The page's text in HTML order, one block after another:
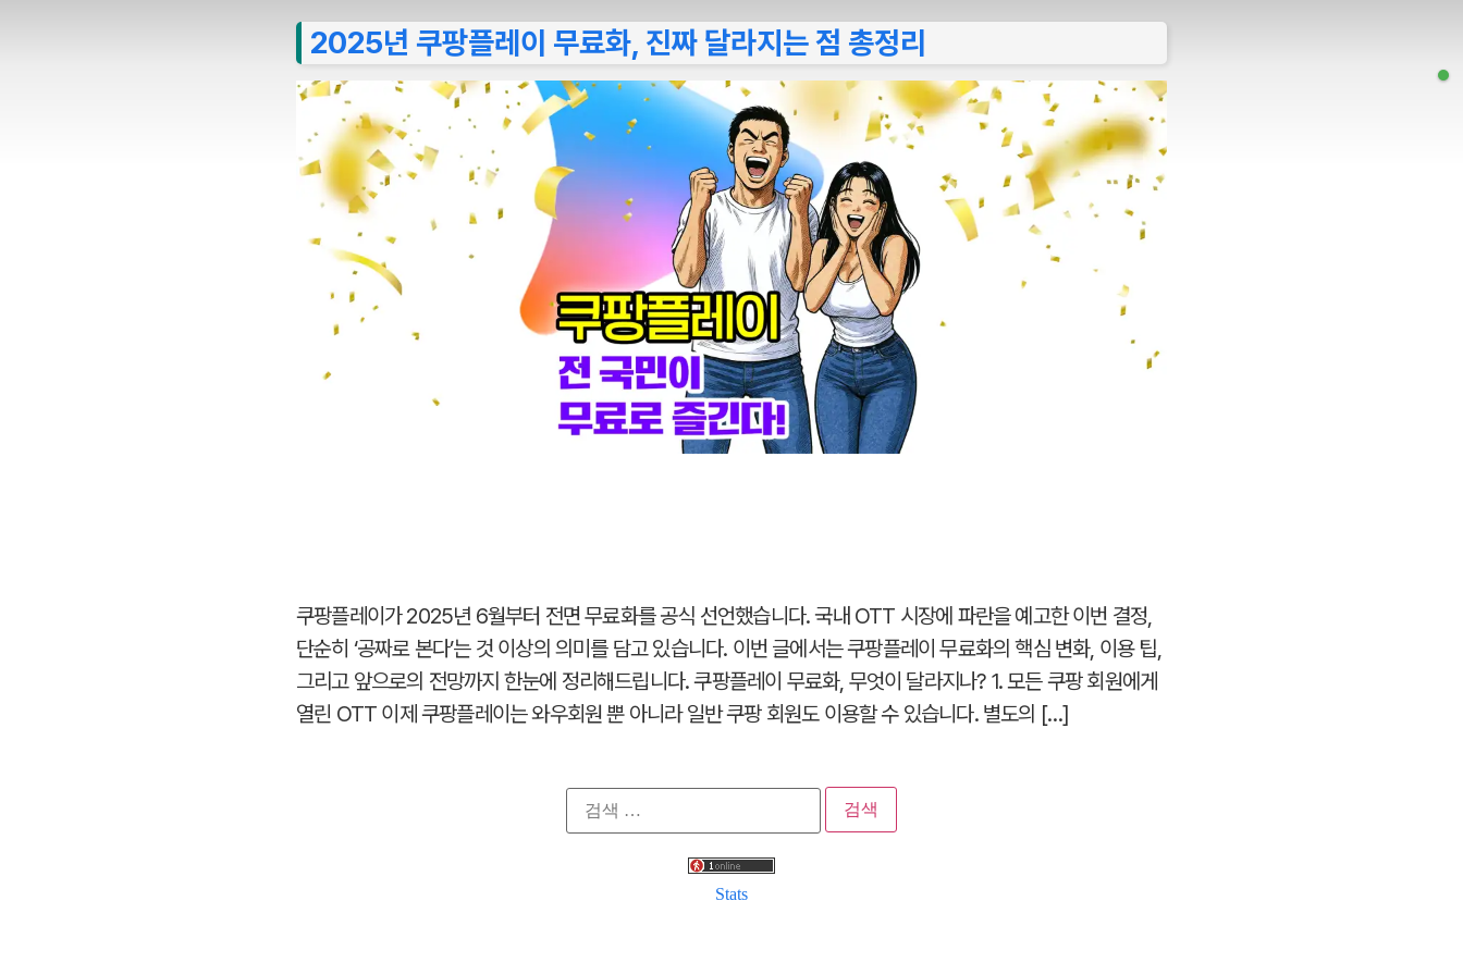
2025년 쿠팡플레이 무료화, 진짜 달라지는 점 총정리
쿠팡플레이가 2025년 6월부터 전면 무료화를 공식 선언했습니다. 국내 OTT 시장에 파란을 예고한 이번 결정,
단순히 ‘공짜로 본다’는 것 이상의 의미를 담고 있습니다. 이번 글에서는 쿠팡플레이 무료화의 핵심 변화, 이용 팁,
그리고 앞으로의 전망까지 한눈에 정리해드립니다. 쿠팡플레이 무료화, 무엇이 달라지나? 1. 모든 쿠팡 회원에게
열린 OTT 이제 쿠팡플레이는 와우회원 뿐 아니라 일반 쿠팡 회원도 이용할 수 있습니다. 별도의 […]
검
색:
Stats